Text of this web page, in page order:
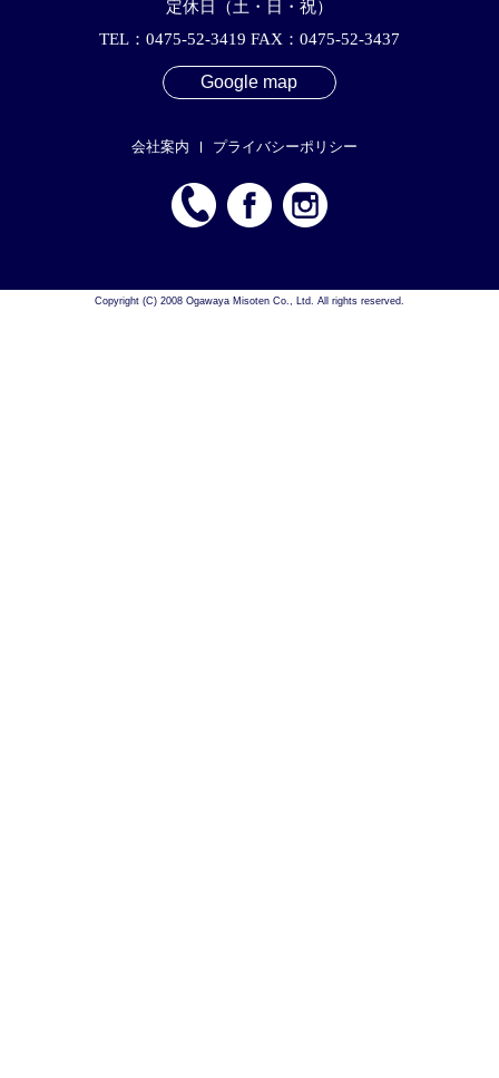
定休日（土・日・祝）
TEL：0475-52-3419 FAX：0475-52-3437
Google map
会社案内 プライバシーポリシー
Copyright (C) 2008 Ogawaya Misoten Co., Ltd. All rights reserved.